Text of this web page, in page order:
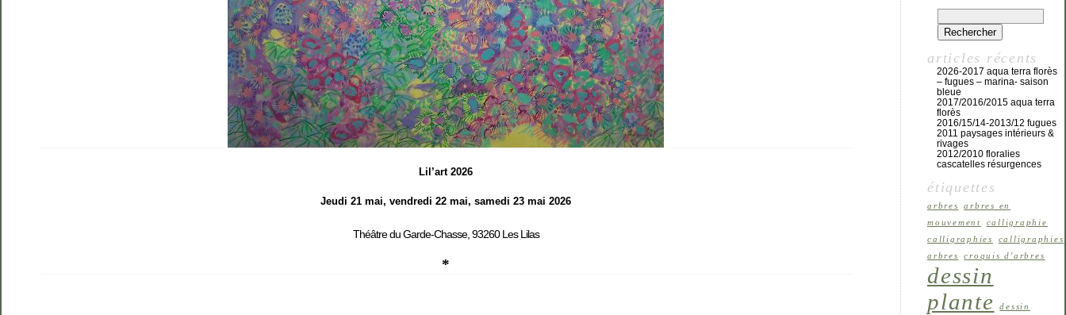
Lil’art 2026
Jeudi 21 mai, vendredi 22 mai, samedi 23 mai 2026
Théâtre du Garde-Chasse, 93260 Les Lilas
*
articles récents
2026-2017 aqua terra florès
– fugues – marina- saison
bleue
2017/2016/2015 aqua terra
florès
2016/15/14-2013/12 fugues
2011 paysages intérieurs &
rivages
2012/2010 floralies
cascatelles résurgences
étiquettes
arbres
arbres en
mouvement
calligraphie
calligraphies
calligraphies
arbres
croquis d'arbres
dessin
plante
dessin